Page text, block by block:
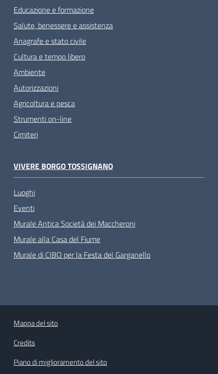
Educazione e formazione
Salute, benessere e assistenza
Anagrafe e stato civile
Cultura e tempo libero
Ambiente
Autorizzazioni
Agricoltura e pesca
Strumenti on-line
Cimiteri
VIVERE BORGO TOSSIGNANO
Luoghi
Eventi
Murale Antica Società dei Maccheroni
Murale alla Casa del Fiume
Murale di CIBO per la Festa del Garganello
Mappa del sito
Credits
Piano di miglioramento del sito